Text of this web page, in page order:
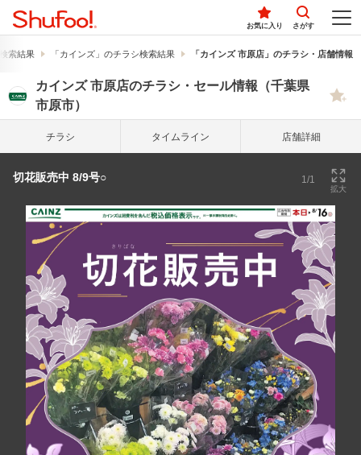
お気に入り さがす
索結果 「カインズ」のチラシ検索結果 「カインズ 市原店」のチラシ・店舗情報
カインズ 市原店のチラシ・セール情報（千葉県
市原市）
チラシ タイム ライン 店舗詳細
切花販売中 8/9号○ 1/1
拡大